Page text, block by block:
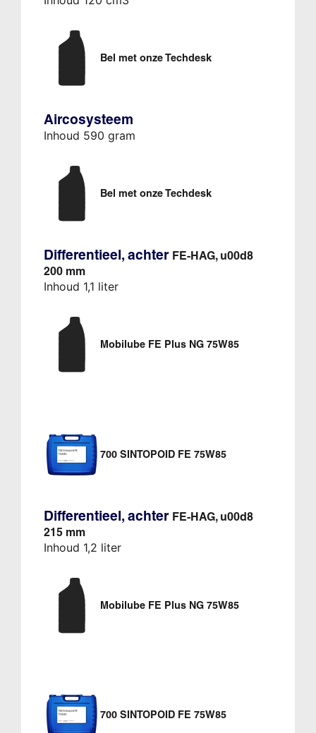
Bel met onze Techdesk
Aircosysteem
Inhoud 590 gram
Bel met onze Techdesk
Differentieel, achter FE-HAG, u00d8
200 mm
Inhoud 1,1 liter
Mobilube FE Plus NG 75W85
700 SINTOPOID FE 75W85
Differentieel, achter FE-HAG, u00d8
215 mm
Inhoud 1,2 liter
Mobilube FE Plus NG 75W85
700 SINTOPOID FE 75W85